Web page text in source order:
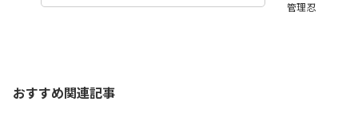
管理忍
おすすめ関連記事